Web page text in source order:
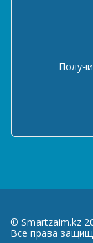
© Smartzaim.kz
Все права